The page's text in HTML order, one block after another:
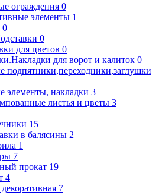
ограждения 0
элементы 1
0
0
для цветов 0
для ворот и калиток 0
подпятники,переходники,заглушки
элементы, накладки 3
листья и цветы 3
15
в балясины 2
1
7
прокат 19
4
7